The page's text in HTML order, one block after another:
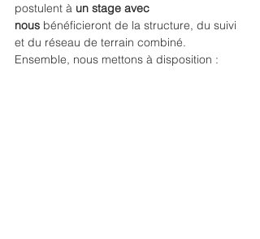
postulent à un stage avec
nous bénéficieront de la structure, du suivi
et du réseau de terrain combiné.
Ensemble, nous mettons à disposition :